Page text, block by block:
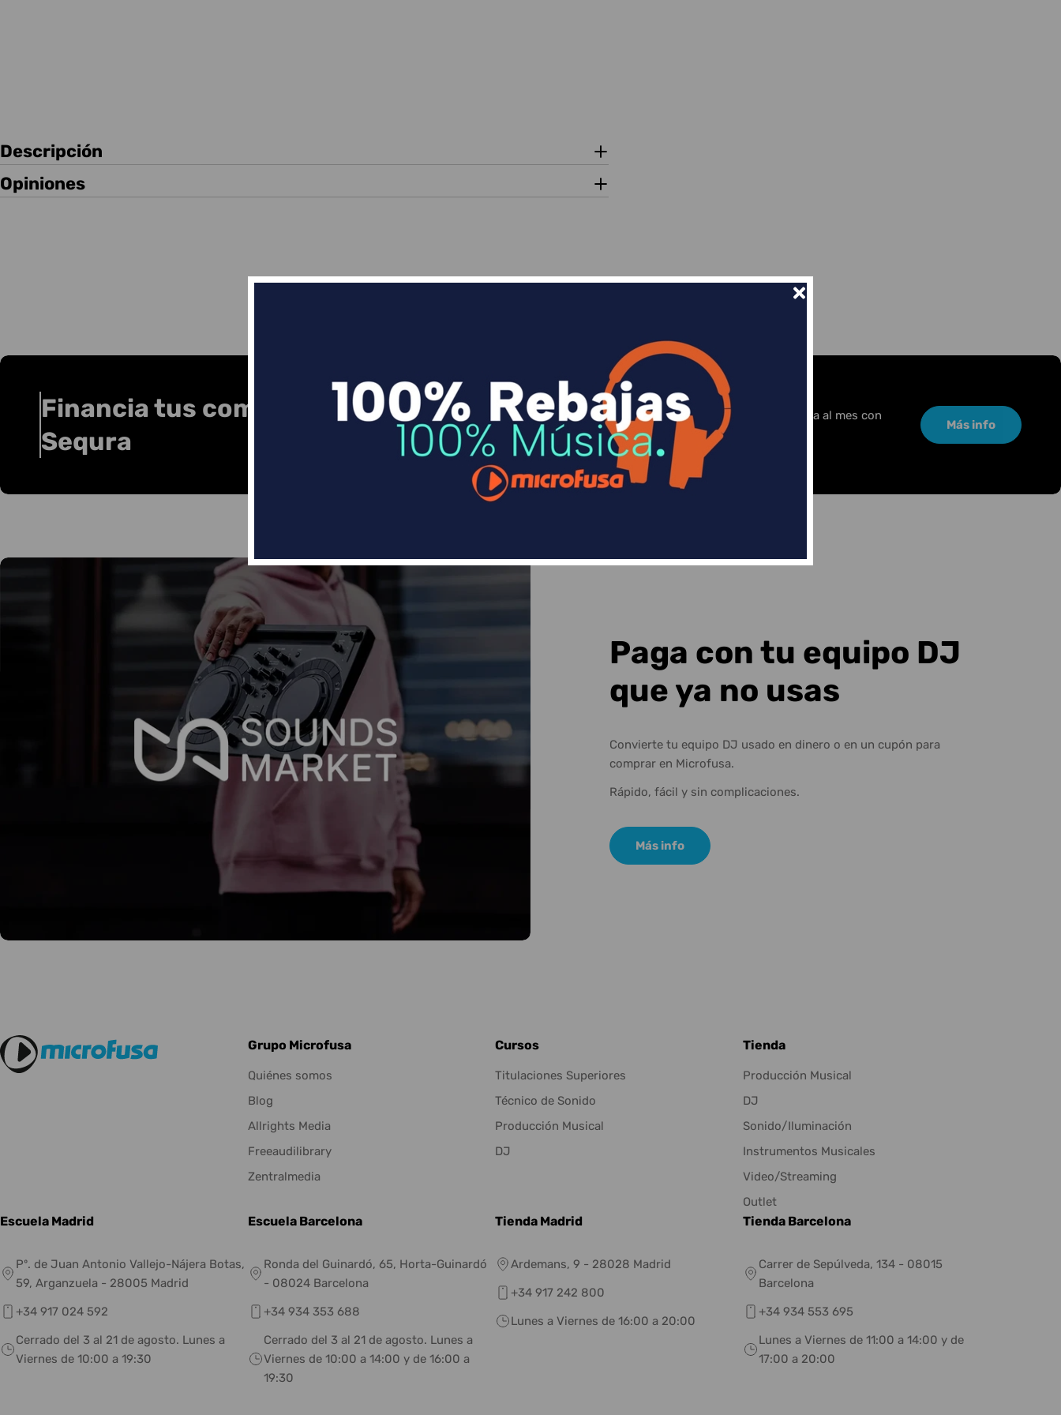
Descripción
Opiniones
Financia tus compras con
Sequra
Divide en 3 sin coste o hasta en 18 meses por una pequeña cuota al mes con
Sequra
Más info
Paga con tu equipo DJ
que ya no usas
Convierte tu equipo DJ usado en dinero o en un cupón para
comprar en Microfusa.
Rápido, fácil y sin complicaciones.
Más info
Grupo Microfusa
Quiénes somos
Blog
Allrights Media
Freeaudilibrary
Zentralmedia
Cursos
Titulaciones Superiores
Técnico de Sonido
Producción Musical
DJ
Tienda
Producción Musical
DJ
Sonido/Iluminación
Instrumentos Musicales
Video/Streaming
Outlet
Escuela Madrid
Pº. de Juan Antonio Vallejo-Nájera Botas,
59, Arganzuela - 28005 Madrid
+34 917 024 592
Cerrado del 3 al 21 de agosto. Lunes a
Viernes de 10:00 a 19:30
Escuela Barcelona
Ronda del Guinardó, 65, Horta-Guinardó
- 08024 Barcelona
+34 934 353 688
Cerrado del 3 al 21 de agosto. Lunes a
Viernes de 10:00 a 14:00 y de 16:00 a
19:30
Tienda Madrid
Ardemans, 9 - 28028 Madrid
+34 917 242 800
Lunes a Viernes de 16:00 a 20:00
Tienda Barcelona
Carrer de Sepúlveda, 134 - 08015
Barcelona
+34 934 553 695
Lunes a Viernes de 11:00 a 14:00 y de
17:00 a 20:00